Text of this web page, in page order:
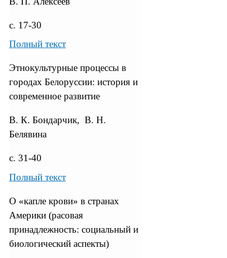
с. 17-30
Полный текст
Этнокультурные процессы в
городах Белоруссии: история и
современное развитие
В. К. Бондарчик, В. Н.
Белявина
с. 31-40
Полный текст
О «капле крови» в странах
Америки (расовая
принадлежность: социальный и
биологический аспекты)